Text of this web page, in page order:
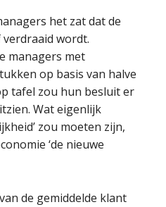
het zat dat de
wordt.
managers met
op basis van halve
tafel zou hun besluit er
Wat eigenlijk
zou moeten zijn,
‘de nieuwe
de gemiddelde klant